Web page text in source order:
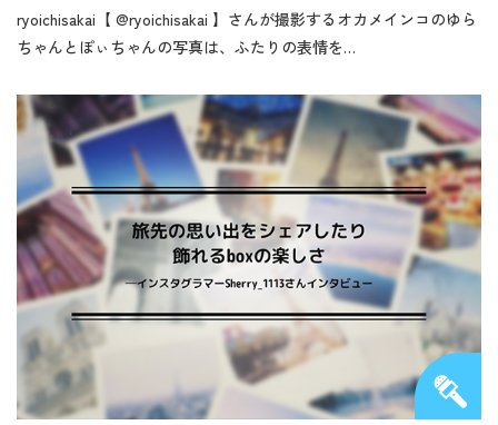
ryoichisakai【 @ryoichisakai 】さんが撮影するオカメインコのゆら
ちゃんとぽぃちゃんの写真は、ふたりの表情を…